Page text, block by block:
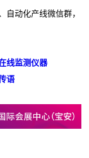
自动化产线微信群，
线监测仪器
语